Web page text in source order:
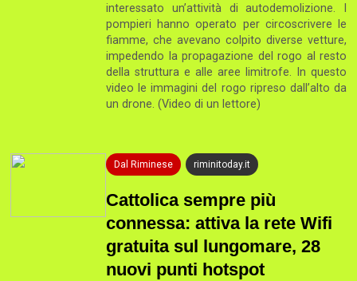
interessato un’attività di autodemolizione. I
pompieri hanno operato per circoscrivere le
fiamme, che avevano colpito diverse vetture,
impedendo la propagazione del rogo al resto
della struttura e alle aree limitrofe. In questo
video le immagini del rogo ripreso dall’alto da
un drone. (Video di un lettore)
Dal Riminese riminitoday.it
Cattolica sempre più
connessa: attiva la rete Wifi
gratuita sul lungomare, 28
nuovi punti hotspot